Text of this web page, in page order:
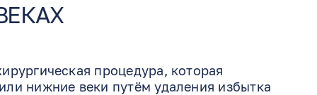
процедура, которая
нижние веки путём удаления избытка